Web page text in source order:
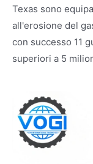
Texas sono
all'erosione del
con successo 11
superiori a 5